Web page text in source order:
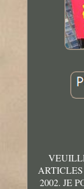
2002. JE